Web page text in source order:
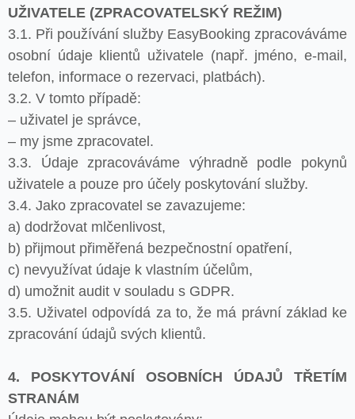
UŽIVATELE (ZPRACOVATELSKÝ REŽIM)
3.1. Při používání služby EasyBooking zpracováváme
osobní údaje klientů uživatele (např. jméno, e-mail,
telefon, informace o rezervaci, platbách).
3.2. V tomto případě:
– uživatel je správce,
– my jsme zpracovatel.
3.3. Údaje zpracováváme výhradně podle pokynů
uživatele a pouze pro účely poskytování služby.
3.4. Jako zpracovatel se zavazujeme:
a) dodržovat mlčenlivost,
b) přijmout přiměřená bezpečnostní opatření,
c) nevyužívat údaje k vlastním účelům,
d) umožnit audit v souladu s GDPR.
3.5. Uživatel odpovídá za to, že má právní základ ke
zpracování údajů svých klientů.
4. POSKYTOVÁNÍ OSOBNÍCH ÚDAJŮ TŘETÍM
STRANÁM